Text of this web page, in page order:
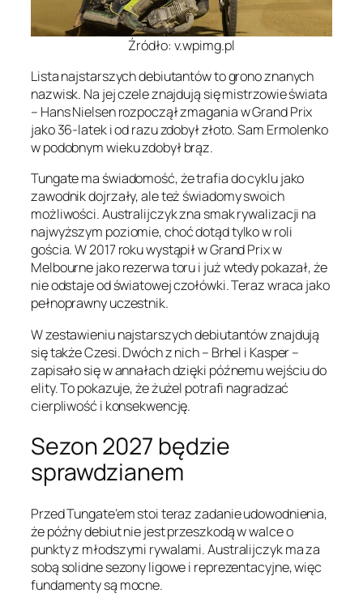
Źródło: v.wpimg.pl
Lista najstarszych debiutantów to grono znanych
nazwisk. Na jej czele znajdują się mistrzowie świata
– Hans Nielsen rozpoczął zmagania w Grand Prix
jako 36-latek i od razu zdobył złoto. Sam Ermolenko
w podobnym wieku zdobył brąz.
Tungate ma świadomość, że trafia do cyklu jako
zawodnik dojrzały, ale też świadomy swoich
możliwości. Australijczyk zna smak rywalizacji na
najwyższym poziomie, choć dotąd tylko w roli
gościa. W 2017 roku wystąpił w Grand Prix w
Melbourne jako rezerwa toru i już wtedy pokazał, że
nie odstaje od światowej czołówki. Teraz wraca jako
pełnoprawny uczestnik.
W zestawieniu najstarszych debiutantów znajdują
się także Czesi. Dwóch z nich – Brhel i Kasper –
zapisało się w annałach dzięki późnemu wejściu do
elity. To pokazuje, że żużel potrafi nagradzać
cierpliwość i konsekwencję.
Sezon 2027 będzie
sprawdzianem
Przed Tungate’em stoi teraz zadanie udowodnienia,
że późny debiut nie jest przeszkodą w walce o
punkty z młodszymi rywalami. Australijczyk ma za
sobą solidne sezony ligowe i reprezentacyjne, więc
fundamenty są mocne.